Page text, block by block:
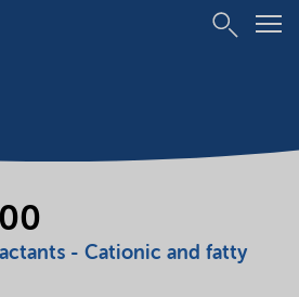
- Cationic and fatty